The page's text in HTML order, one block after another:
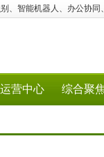
、智能机器人、办公协
运营中心 综合聚